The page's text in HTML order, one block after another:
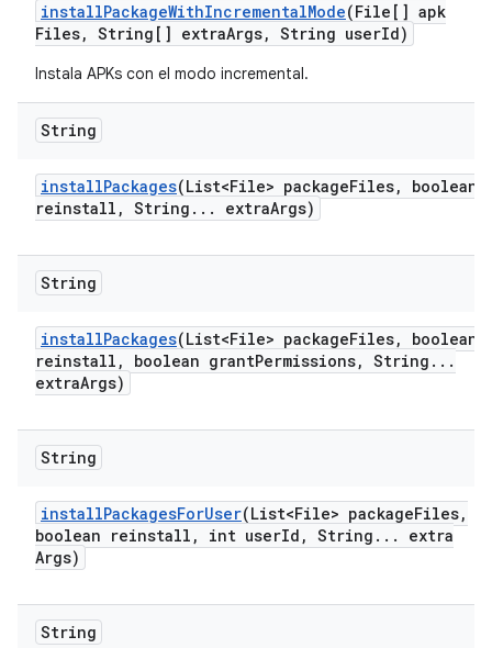
installPackageWithIncrementalMode(File[] apk
Files, String[] extraArgs, String userId)
Instala APKs con el modo incremental.
String
installPackages(List<File> packageFiles,
boolean
reinstall , String . . . extraArgs)
String
installPackages(List<File> packageFiles,
boolean
reinstall , boolean grantPermissions, String . . .
extraArgs)
String
installPackagesForUser(List<File> packageFiles,
boolean reinstall , int userId , String . . .
extra
Args)
String